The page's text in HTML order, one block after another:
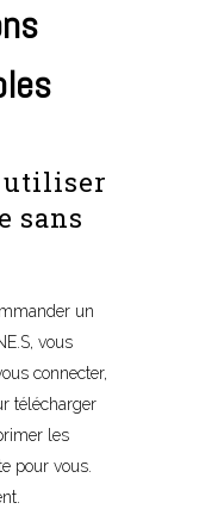
utiliser
sans
un
vous
connecter,
télécharger
les
pour vous.